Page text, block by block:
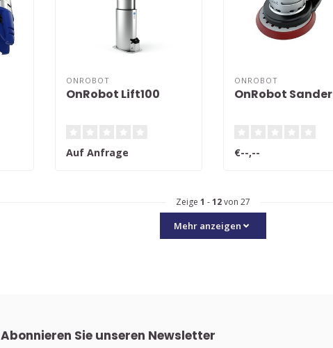
ONROBOT
OnRobot Lift100
Auf Anfrage
ONROBOT
OnRobot Sander
€--,--
Zeige 1 -12von 27
Mehr anzeigen
Abonnieren Sie unseren Newsletter